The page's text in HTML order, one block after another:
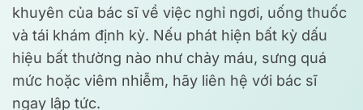
khuyên của bác sĩ về việc nghỉ ngơi, uống thuốc
và tái khám định kỳ. Nếu phát hiện bất kỳ dấu
hiệu bất thường nào như chảy máu, sưng quá
mức hoặc viêm nhiễm, hãy liên hệ với bác sĩ
ngay lập tức.